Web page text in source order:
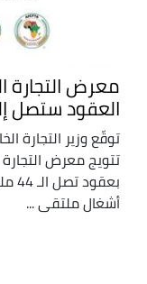
معرض التجارة
العقود ستصل إلى 44 مليار
توقّع وزير التجارة
تتويج معرض التجارة
بعقود
أشغال ملتقى ...